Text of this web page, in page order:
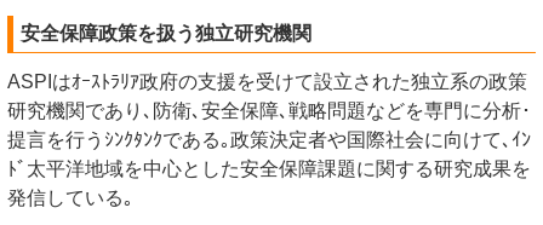
安全保障政策を扱う独立研究機関
ASPIはｵｰｽﾄﾗﾘｱ政府の支援を受けて設立された独立系の政策
研究機関であり､防衛､安全保障､戦略問題などを専門に分析･
提言を行うｼﾝｸﾀﾝｸである｡政策決定者や国際社会に向けて､ｲﾝ
ﾄﾞ太平洋地域を中心とした安全保障課題に関する研究成果を
発信している｡